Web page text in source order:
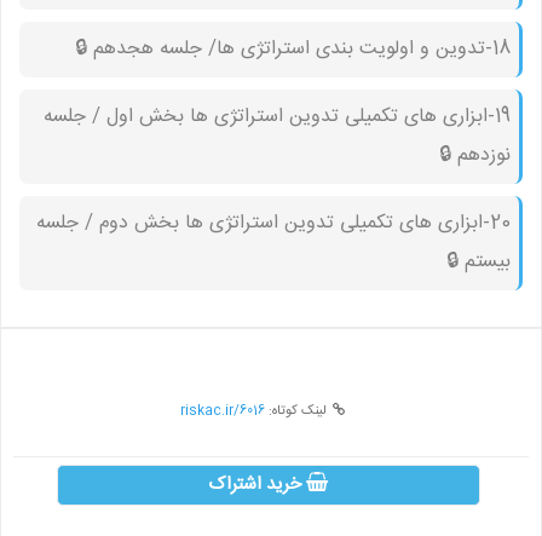
18-تدوین و اولویت بندی استراتژی ها/ جلسه هجدهم 🔒︎
19-ابزاری های تکمیلی تدوین استراتژی ها بخش اول / جلسه
نوزدهم 🔒︎
20-ابزاری های تکمیلی تدوین استراتژی ها بخش دوم / جلسه
بیستم 🔒︎
لینک کوتاه:riskac.ir/6016
خرید اشتراک